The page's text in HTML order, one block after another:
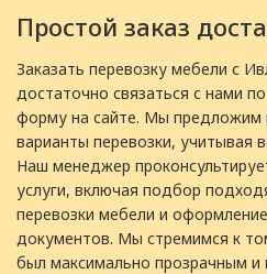
Простой заказ
Заказать перевозку мебели с
достаточно связаться с нами
форму на сайте. Мы предложим
варианты перевозки, учитывая
Наш менеджер
услуги, включая подбор
перевозки мебели и
документов. Мы стремимся к
был максимально прозрачным